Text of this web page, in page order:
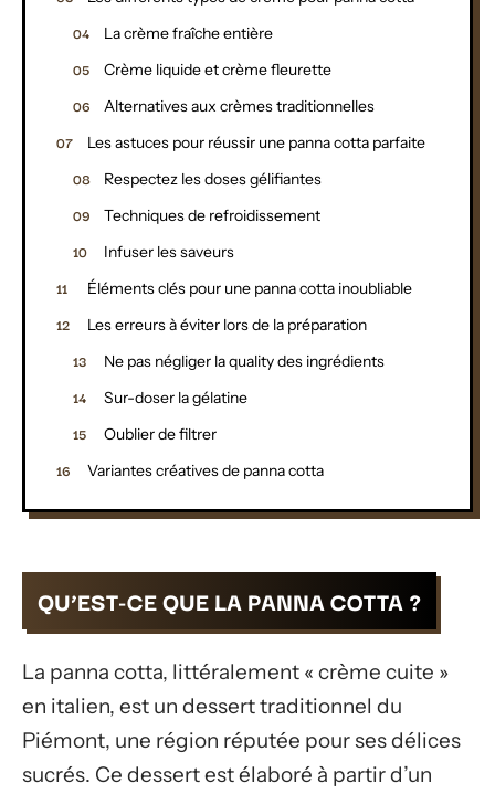
La crème fraîche entière
Crème liquide et crème fleurette
Alternatives aux crèmes traditionnelles
Les astuces pour réussir une panna cotta parfaite
Respectez les doses gélifiantes
Techniques de refroidissement
Infuser les saveurs
Éléments clés pour une panna cotta inoubliable
Les erreurs à éviter lors de la préparation
Ne pas négliger la quality des ingrédients
Sur-doser la gélatine
Oublier de filtrer
Variantes créatives de panna cotta
QU’EST-CE QUE LA PANNA COTTA ?
La panna cotta, littéralement « crème cuite »
en italien, est un dessert traditionnel du
Piémont, une région réputée pour ses délices
sucrés. Ce dessert est élaboré à partir d’un